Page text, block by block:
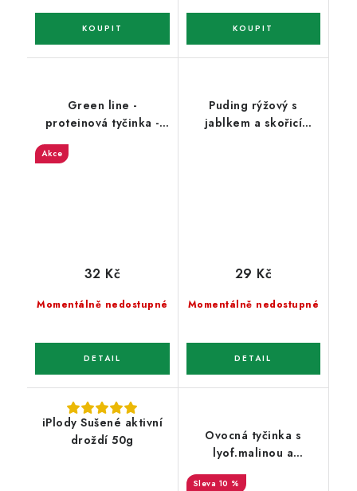
Green line -
proteinová tyčinka -
cappucino - Tekmar
Akce
Momentálně nedostupné
32 Kč
Puding rýžový s
jablkem a skořicí
Momentálně nedostupné
29 Kč
iPlody Sušené aktivní
droždí 50g
Ovocná tyčinka s
lyof.malinou a
karobem 45g
10 %